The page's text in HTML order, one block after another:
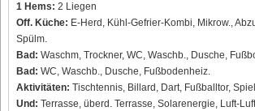
1 Hems: 2 Liegen
Off. Küche: E-Herd, Kühl-Gefrier-Kombi, Mikrow.,
Spülm.
Bad: Waschm, Trockner, WC, Waschb., Dusche,
Bad: WC, Waschb., Dusche, Fußbodenheiz.
Aktivitäten: Tischtennis, Billard, Dart, Fußballtor,
Und: Terrasse, überd. Terrasse, Solarenergie, Luft-